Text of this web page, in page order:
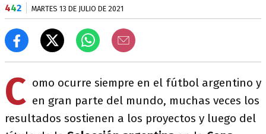
442 MARTES 13 DE JULIO DE 2021
C omo ocurre siempre en el fútbol argentino y
en gran parte del mundo, muchas veces los
resultados sostienen a los proyectos y luego del